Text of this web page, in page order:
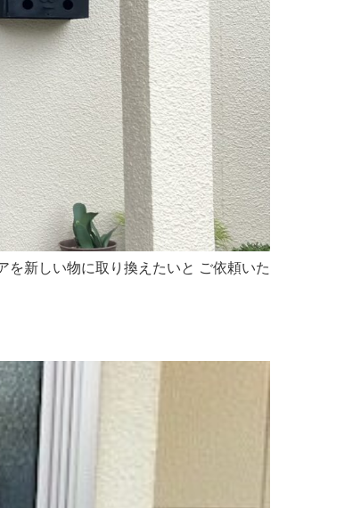
新しい物に取り換えたいと ご依頼いた